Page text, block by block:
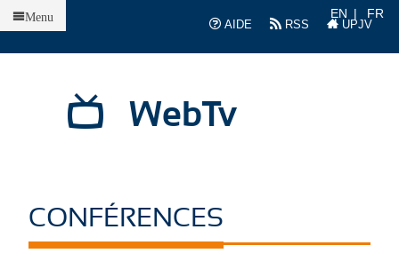
AIDE
RSS UPJV
EN FR
WebTv
Menu
CONFÉRENCES